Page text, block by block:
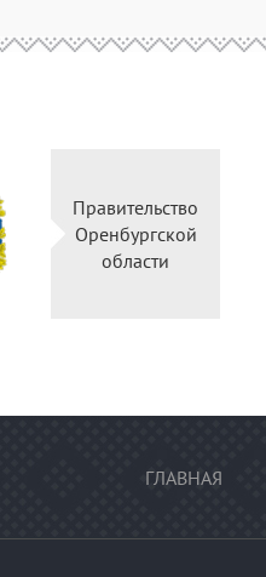
Правительство
Оренбургской
области
ГЛАВНАЯ